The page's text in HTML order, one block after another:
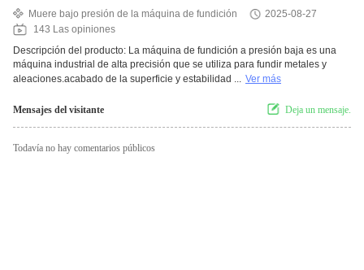
Muere bajo presión de la máquina de fundición
2025-08-27
143 Las opiniones
Descripción del producto: La máquina de fundición a presión baja es una
máquina industrial de alta precisión que se utiliza para fundir metales y
aleaciones.acabado de la superficie y estabilidad ... Ver más
Mensajes del visitante Deja un mensaje.
Todavía no hay comentarios públicos